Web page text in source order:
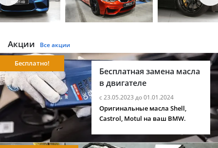
Акции Все акции
Бесплатная замена масла
в двигателе
с 23.05.2023 до 01.01.2024
Бесплатно!
Оригинальные масла Shell,
Castrol, Motul на ваш BMW.